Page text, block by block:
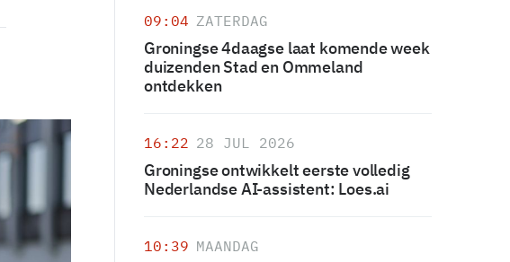
09:04 ZATERDAG
Groningse 4daagse laat komende week
duizenden Stad en Ommeland
ontdekken
16:22 28 JUL 2026
Groningse ontwikkelt eerste volledig
Nederlandse AI-assistent: Loes.ai
10:39 MAANDAG